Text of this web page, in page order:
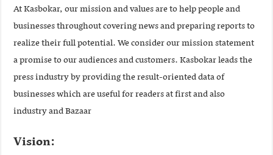
At Kasbokar, our mission and values are to help people and
businesses throughout covering news and preparing reports to
realize their full potential. We consider our mission statement
a promise to our audiences and customers. Kasbokar leads the
press industry by providing the result-oriented data of
businesses which are useful for readers at first and also
industry and Bazaar
:Vision